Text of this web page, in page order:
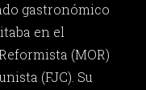
gastronómico
en el
(MOR)
(FJC). Su